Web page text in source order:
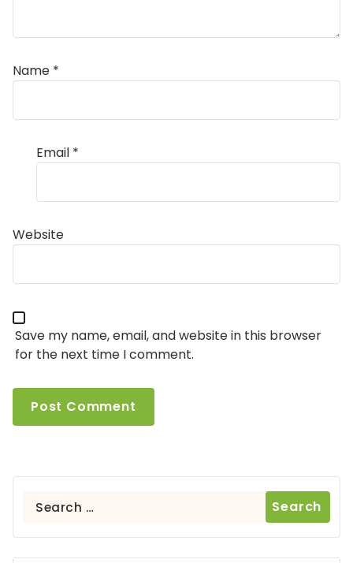
Name *
Email *
Website
Save my name, email, and website in this browser
for the next time I comment.
Search